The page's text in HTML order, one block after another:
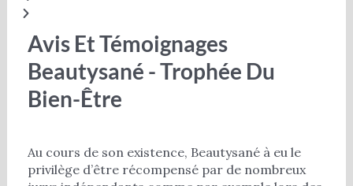
Avis Et Témoignages
Beautysané - Trophée Du
Bien-Être
Au cours de son existence, Beautysané à eu le
privilège d’être récompensé par de nombreux